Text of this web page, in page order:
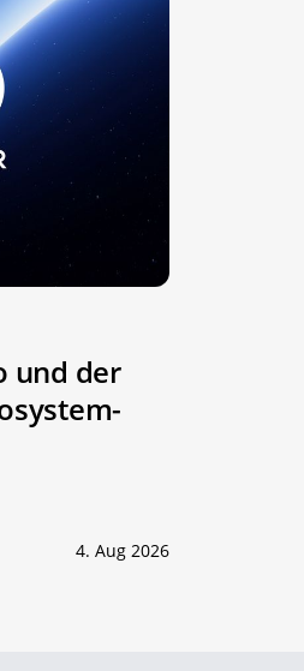
und der
4. Aug 2026